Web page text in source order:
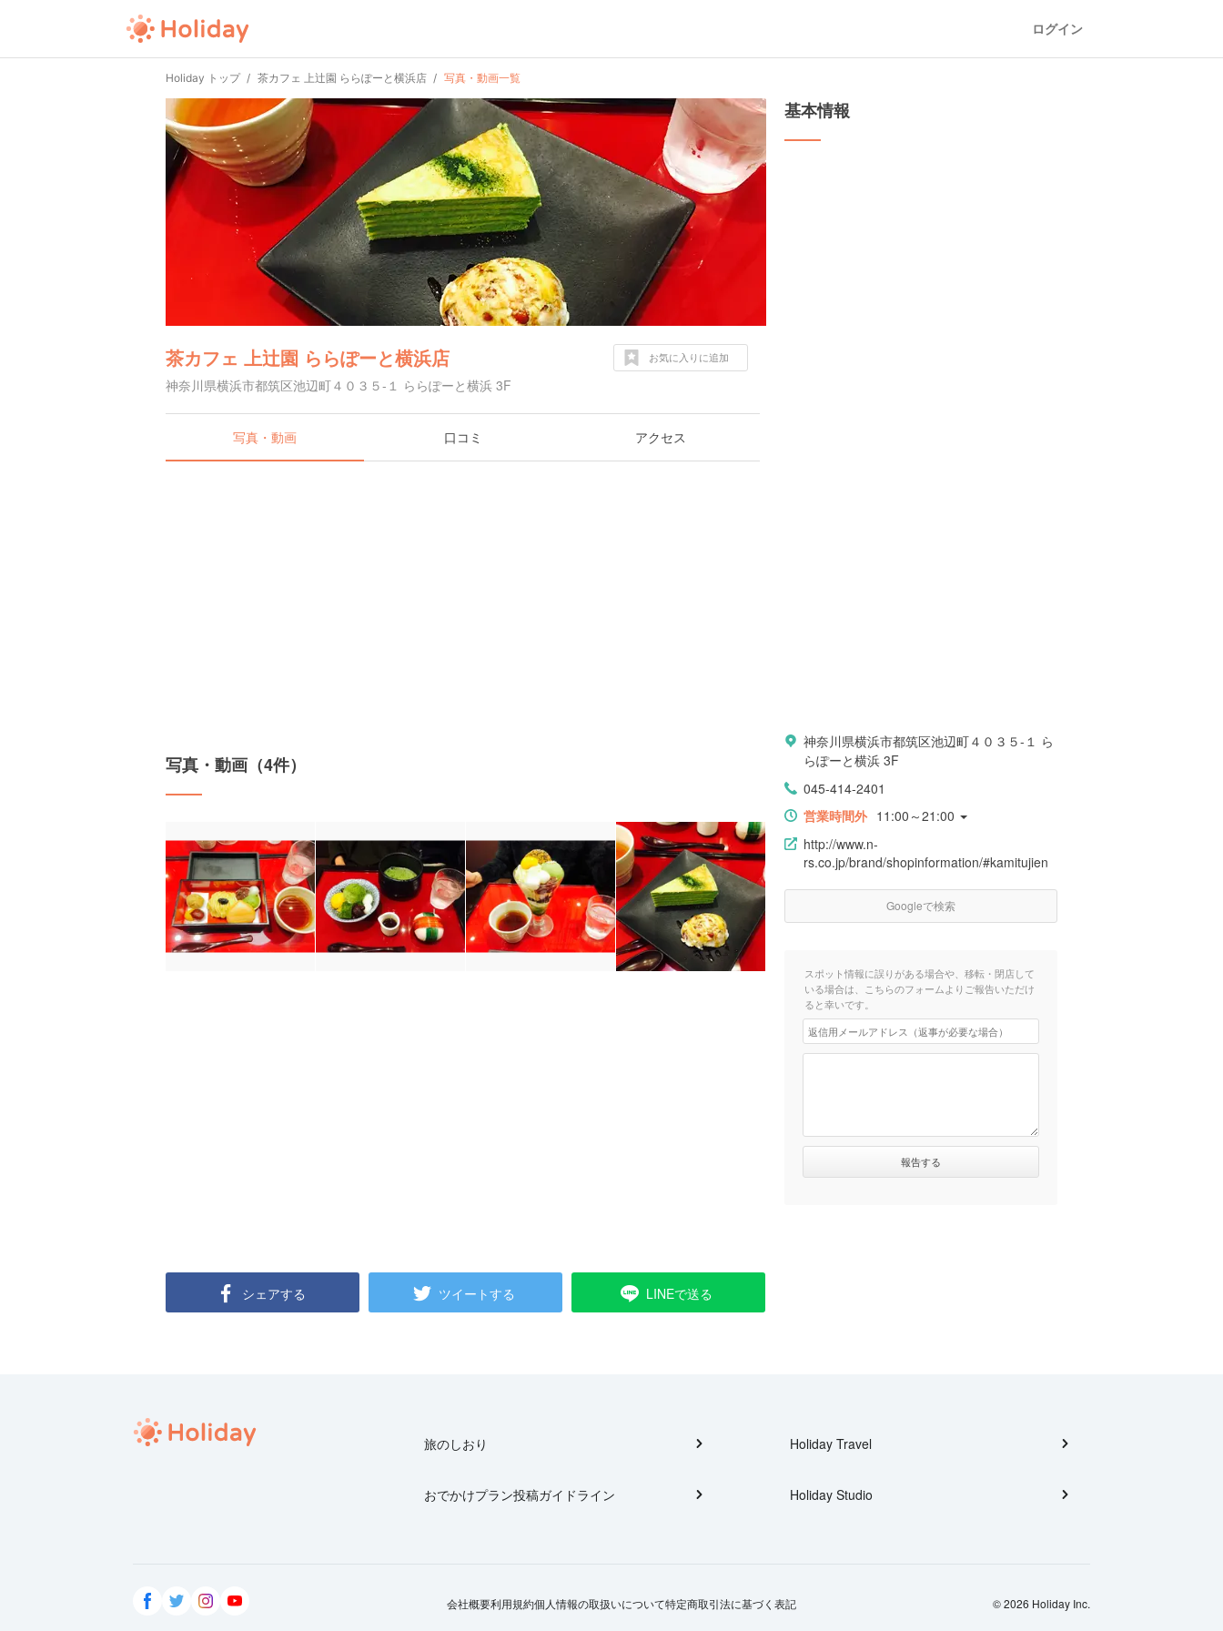
ログイン
Holiday トップ 茶カフェ 上辻園 ららぽーと横浜店 写真・動画一覧
茶カフェ 上辻園 ららぽーと横浜店
神奈川県横浜市都筑区池辺町４０３５-１ ららぽーと横浜 3F
お気に入りに追加
写真・動画 口コミ アクセス
写真・動画（4件）
シェアする ツイートする LINEで送る
基本情報
神奈川県横浜市都筑区池辺町４０３５-１ ら
らぽーと横浜 3F
045-414-2401
営業時間外 11:00～21:00
http://www.n-
rs.co.jp/brand/shopinformation/#kamitujien
Googleで検索
スポット情報に誤りがある場合や、移転・閉店して
いる場合は、こちらのフォームよりご報告いただけ
ると幸いです。
旅のしおり
おでかけプラン投稿ガイドライン
Holiday Travel
Holiday Studio
会社概要利用規約個人情報の取扱いについて特定商取引法に基づく表記 © 2026 Holiday Inc.